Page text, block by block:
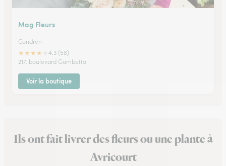
Mag Fleurs
Condren
★★★★
4.3 (58)
217, boulevard Gambetta
Voir la boutique
Ils ont fait livrer des fleurs ou une plante à
Avricourt